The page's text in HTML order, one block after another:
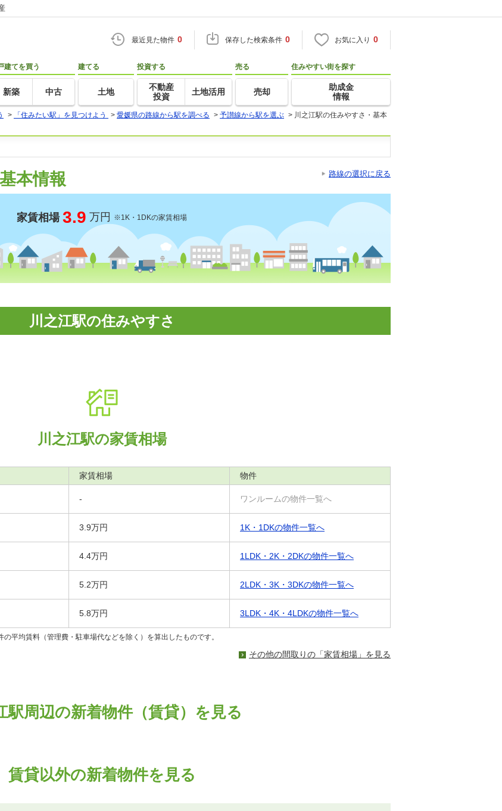
最近見た物件 0 保存した検索条件 0 お気に入り 0
建てを買う
新築 中古
建てる
土地
投資する
不動産
投資
土地活用
売る
売却
住みやすい街を探す
助成金
情報
> 「住みたい駅」を見つけよう > 愛媛県の路線から駅を調べる > 予讃線から駅を選ぶ > 川之江駅の住みやすさ・基本
本情報 路線の選択に戻る
家賃相場 3.9 万円 ※1K・1DKの家賃相場
川之江駅の住みやすさ
川之江駅の家賃相場
家賃相場 物件
- ワンルームの物件一覧へ
3.9万円 1K・1DKの物件一覧へ
4.4万円 1LDK・2K・2DKの物件一覧へ
5.2万円 2LDK・3K・3DKの物件一覧へ
5.8万円 3LDK・4K・4LDKの物件一覧へ
平均賃料（管理費・駐車場代などを除く）を算出したものです。
その他の間取りの「家賃相場」を見る
駅周辺の新着物件（賃貸）を見る
賃貸以外の新着物件を見る